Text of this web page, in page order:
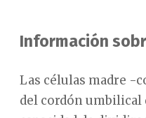
Información
Las células madre -
del cordón umbilical